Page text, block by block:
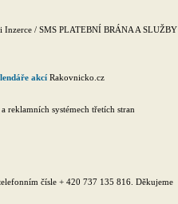
Inzerce / SMS PLATEBNÍ BRÁNA A SLUŽBY
akcí Rakovnicko.cz
reklamních systémech třetích stran
čísle + 420 737 135 816. Děkujeme